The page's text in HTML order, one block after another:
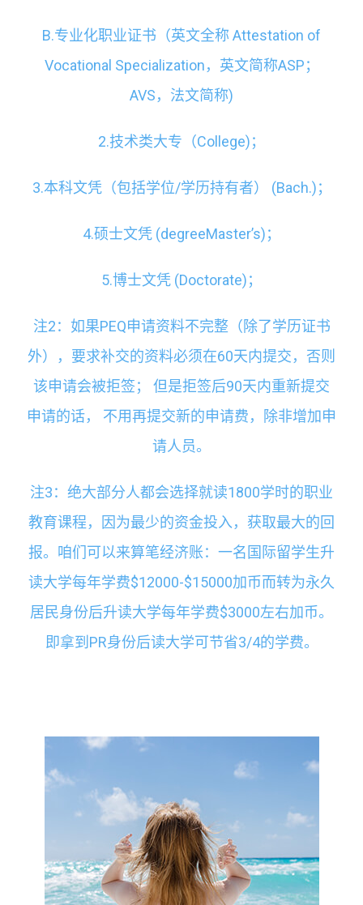
B.专业化职业证书（英文全称 Attestation of
Vocational Specialization，英文简称ASP；
AVS，法文简称)
2.技术类大专（College)；
3.本科文凭（包括学位/学历持有者） (Bach.)；
4.硕士文凭 (degreeMaster’s)；
5.博士文凭 (Doctorate)；
注2：如果PEQ申请资料不完整（除了学历证书
外），要求补交的资料必须在60天内提交，否则
该申请会被拒签； 但是拒签后90天内重新提交
申请的话， 不用再提交新的申请费，除非增加申
请人员。
注3：绝大部分人都会选择就读1800学时的职业
教育课程，因为最少的资金投入，获取最大的回
报。咱们可以来算笔经济账：一名国际留学生升
读大学每年学费$12000-$15000加币而转为永久
居民身份后升读大学每年学费$3000左右加币。
即拿到PR身份后读大学可节省3/4的学费。